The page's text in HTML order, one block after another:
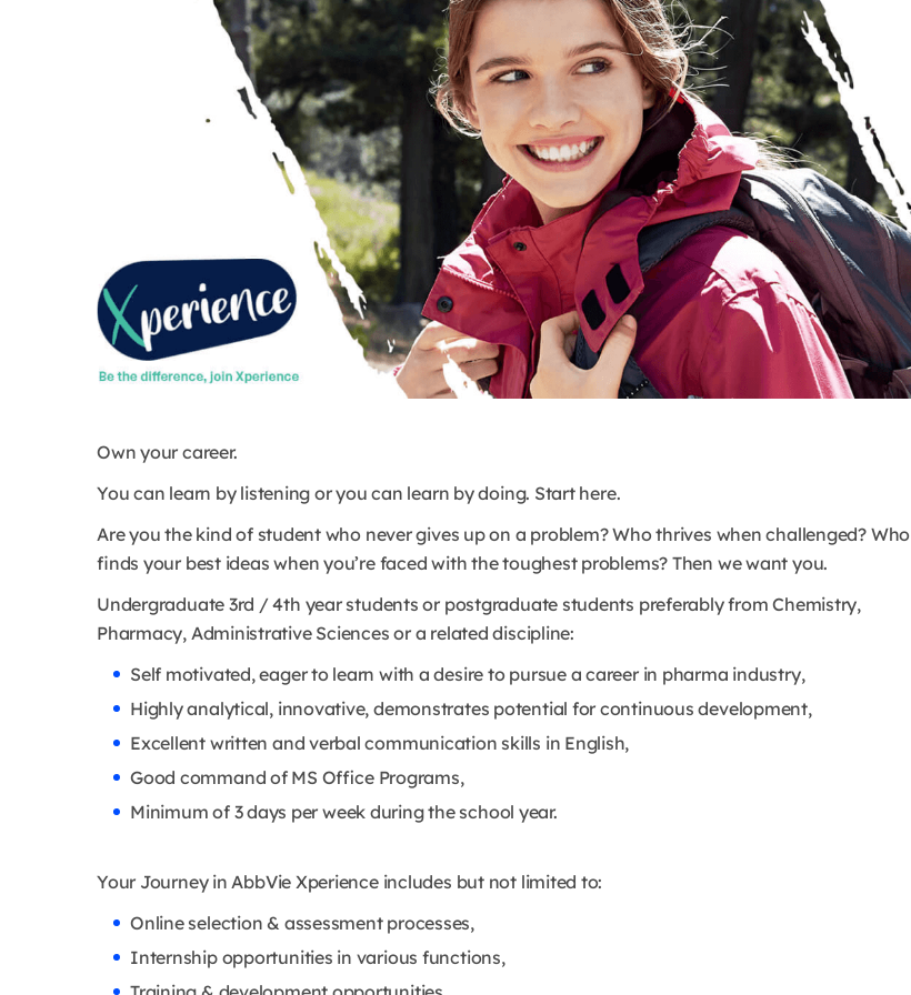
Own your career.
You can learn by listening or you can learn by doing. Start here.
Are you the kind of student who never gives up on a problem? Who thrives when challenged? Who
finds your best ideas when you’re faced with the toughest problems? Then we want you.
Undergraduate 3rd / 4th year students or postgraduate students preferably from Chemistry,
Pharmacy, Administrative Sciences or a related discipline:
Self motivated, eager to learn with a desire to pursue a career in pharma industry,
Highly analytical, innovative, demonstrates potential for continuous development,
Excellent written and verbal communication skills in English,
Good command of MS Office Programs,
Minimum of 3 days per week during the school year.
Your Journey in AbbVie Xperience includes but not limited to:
Online selection & assessment processes,
Internship opportunities in various functions,